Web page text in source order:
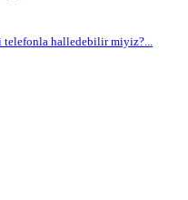
telefonla halledebilir miyiz?...